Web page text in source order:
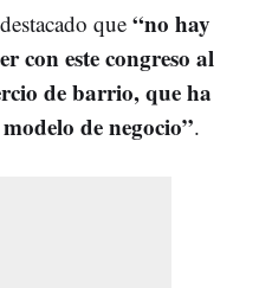
que “no hay
con este congreso al
de barrio, que ha
de negocio”.